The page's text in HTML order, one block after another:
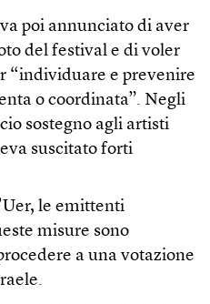
poi annunciato di aver
del festival e di voler
“individuare e prevenire
o coordinata”. Negli
sostegno agli artisti
suscitato forti
le emittenti
misure sono
a una votazione